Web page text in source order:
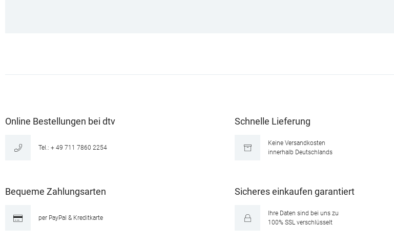
Online Bestellungen bei dtv
Tel.: + 49 711 7860 2254
Schnelle Lieferung
Keine Versandkosten
innerhalb Deutschlands
Bequeme Zahlungsarten
per PayPal & Kreditkarte
Sicheres einkaufen garantiert
Ihre Daten sind bei uns zu
100% SSL verschlüsselt